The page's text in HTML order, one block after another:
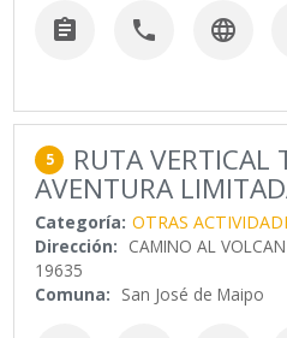
  
5 RUTA VERTICAL
AVENTURA
Categoría: OTRAS
Dirección: CAMINO AL
19635
Comuna: San José de Maipo